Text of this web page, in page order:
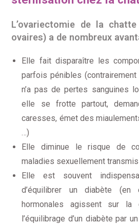
L’ovariectomie de la
ovaires) a de nombreux
Elle fait disparaître les
parfois pénibles (contrairement
n’a pas de pertes sanguines
elle se frotte partout,
caresses, émet des
…)
Elle diminue le risque de
maladies sexuellement
Elle est souvent
d’équilibrer un diabète
hormonales agissent sur la
l’équilibrage d’un diabète par